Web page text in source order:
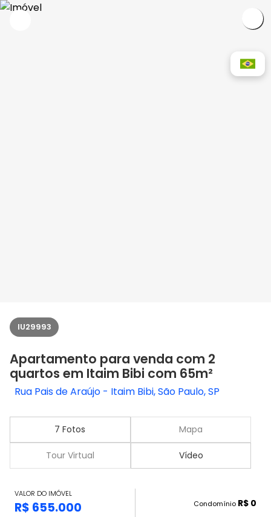
IU29993
Apartamento para venda com 2
quartos em Itaim Bibi com 65m²
Rua Pais de Araújo - Itaim Bibi, São Paulo, SP
7 Fotos Mapa
Tour Virtual Vídeo
VALOR DO IMÓVEL
R$ 655.000 Condomínio R$ 0